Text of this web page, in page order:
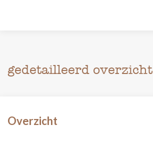
gedetailleerd overzicht
Overzicht